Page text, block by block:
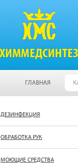
ГЛАВНАЯ
ДЕЗИНФЕКЦИЯ
ОБРАБОТКА РУК
МОЮЩИЕ СРЕДСТВА